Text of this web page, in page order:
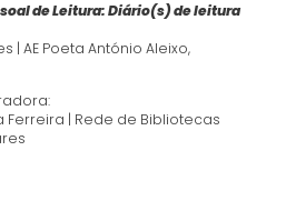
de Leitura: Diário(s) deleitura
|AE Poeta António Aleixo,
Ferreira | Rede de Bibliotecas